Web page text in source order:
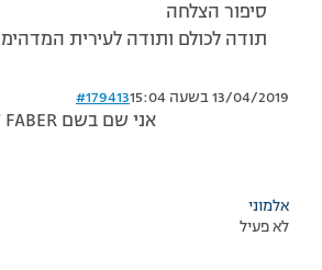
סיפור הצלחה
תודה לכולם ותודה לעירית
13/04/2019 בשעה 15:04 #179413
אלמוני
לא פעיל
אני שם בשם OSNAT FABER